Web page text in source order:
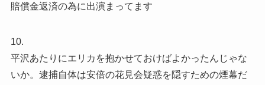
賠償金返済の為に出演まってます
10.
平沢あたりにエリカを抱かせておけばよかったんじゃな
いか。逮捕自体は安倍の花見会疑惑を隠すための煙幕だ